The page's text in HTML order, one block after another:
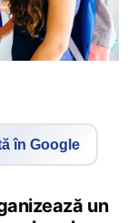
în Google
un